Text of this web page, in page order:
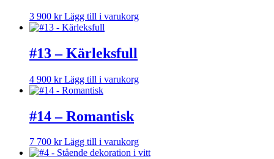
3 900 kr Lägg till i varukorg
#13 – Kärleksfull
4 900 kr Lägg till i varukorg
#14 – Romantisk
7 700 kr Lägg till i varukorg